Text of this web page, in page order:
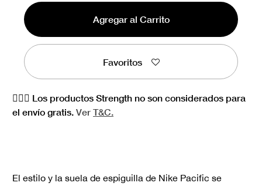
Agregar al Carrito
Favoritos
🏋🏻‍♀️ Los productos Strength no son considerados para
el envío gratis. Ver T&C.
El estilo y la suela de espiguilla de Nike Pacific se